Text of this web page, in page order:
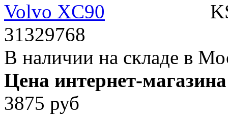
31329768
В наличии на складе в
Цена интернет-
3875 руб